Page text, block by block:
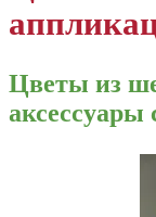
Цветы из